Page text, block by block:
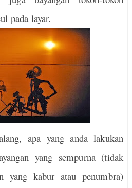
pada layar.
apa yang anda lakukan
yang sempurna (tidak
yang kabur atau penumbra)